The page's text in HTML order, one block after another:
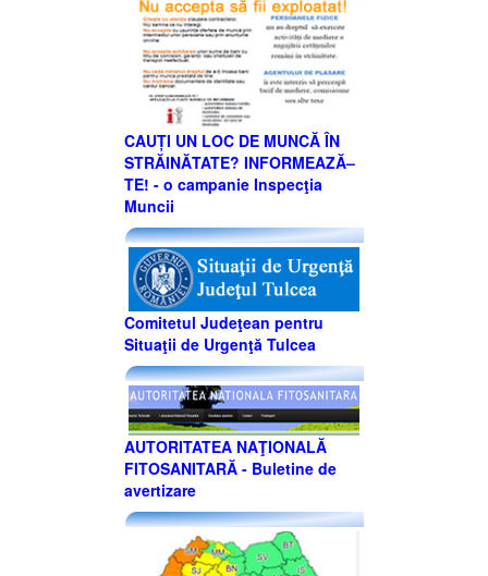
CAUȚI UN LOC DE MUNCĂ ÎN
STRĂINĂTATE? INFORMEAZĂ–
TE! - o campanie Inspecţia
Muncii
Comitetul Judeţean pentru
Situaţii de Urgenţă Tulcea
AUTORITATEA NAŢIONALĂ
FITOSANITARĂ - Buletine de
avertizare